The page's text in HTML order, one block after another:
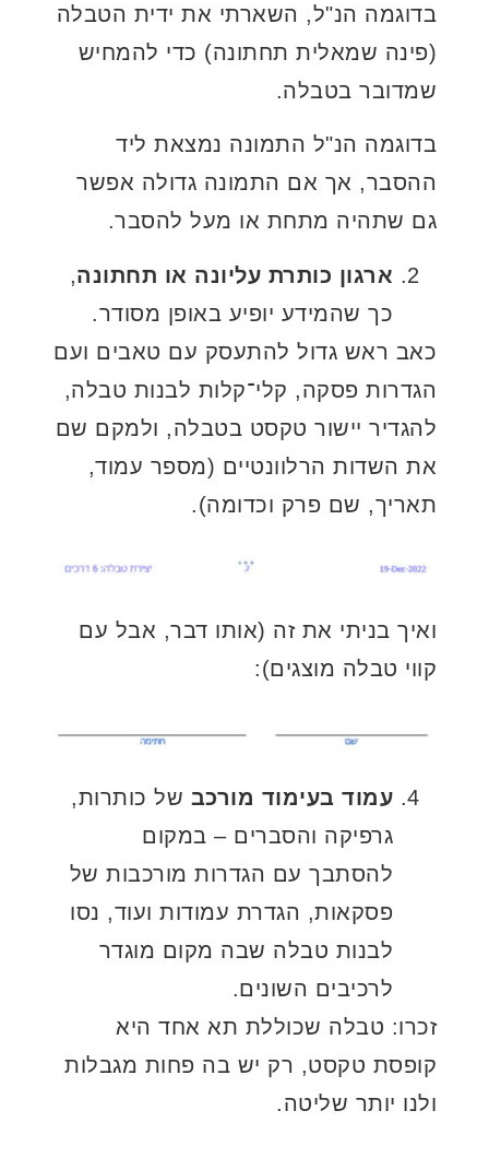
בדוגמה הנ"ל, השארתי את ידית הטבלה
(פינה שמאלית תחתונה) כדי להמחיש
שמדובר בטבלה.
בדוגמה הנ"ל התמונה נמצאת ליד
ההסבר, אך אם התמונה גדולה אפשר
גם שתהיה מתחת או מעל להסבר.
ארגון כותרת עליונה או תחתונה,
כך שהמידע יופיע באופן מסודר.
כאב ראש גדול להתעסק עם טאבים ועם
הגדרות פסקה, קלי־קלות לבנות טבלה,
להגדיר יישור טקסט בטבלה, ולמקם שם
את השדות הרלוונטיים (מספר עמוד,
תאריך, שם פרק וכדומה).
ואיך בניתי את זה (אותו דבר, אבל עם
קווי טבלה מוצגים):
עמוד בעימוד מורכב של כותרות,
גרפיקה והסברים – במקום
להסתבך עם הגדרות מורכבות של
פסקאות, הגדרת עמודות ועוד, נסו
לבנות טבלה שבה מקום מוגדר
לרכיבים השונים.
זכרו: טבלה שכוללת תא אחד היא
קופסת טקסט, רק יש בה פחות מגבלות
ולנו יותר שליטה.